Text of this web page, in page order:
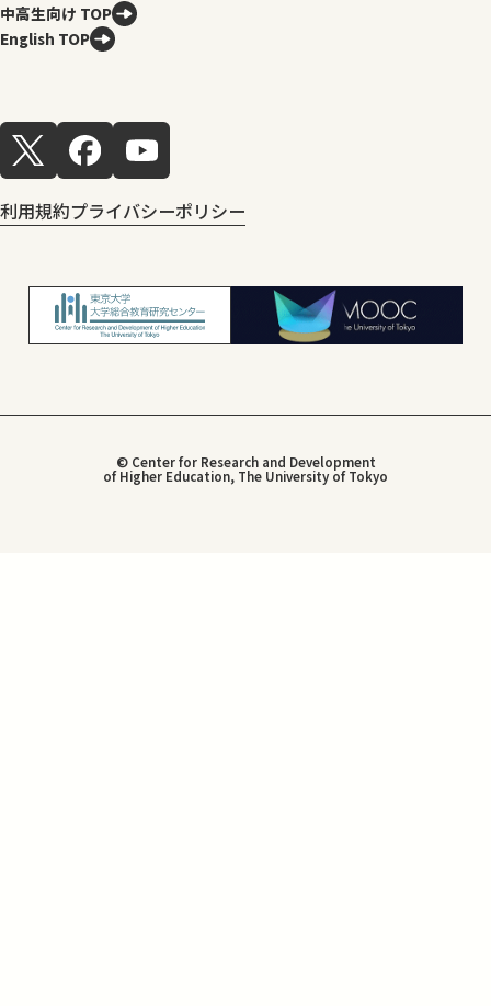
中高生向け TOP
English TOP
利用規約プライバシーポリシー
© Center for Research and Development
of Higher Education, The University of Tokyo